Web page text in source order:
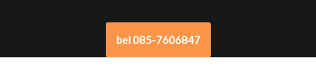
bel 085-7606847